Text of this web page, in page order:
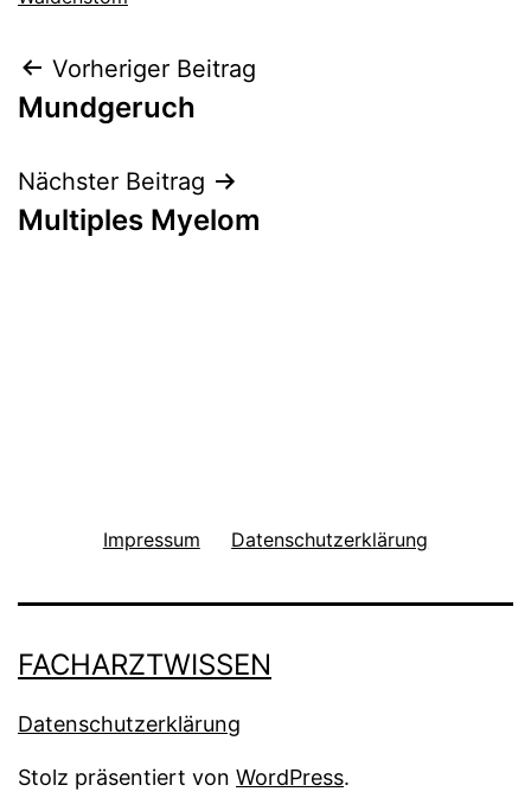
Beitragsnavigation
Vorheriger Beitrag
Mundgeruch
Nächster Beitrag
Multiples Myelom
Impressum Datenschutzerklärung
FACHARZTWISSEN
Datenschutzerklärung
Stolz präsentiert von WordPress.